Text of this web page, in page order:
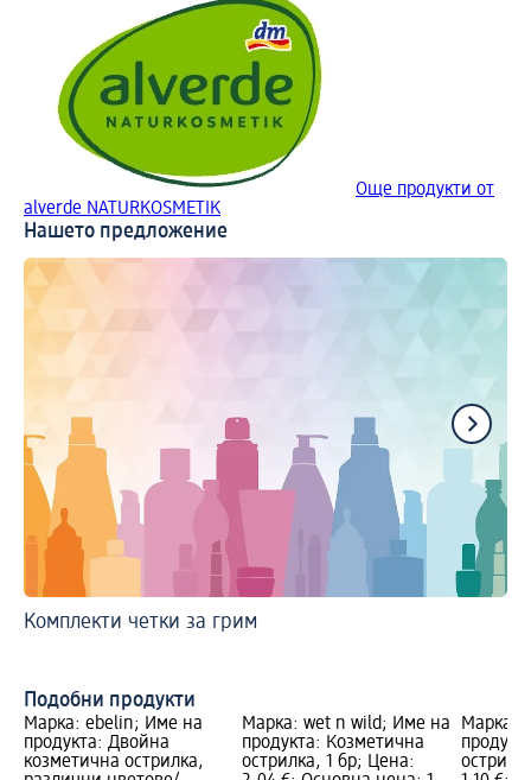
Още продукти от
alverde NATURKOSMETIK
Нашето предложение
Комплекти четки за грим
Подобни продукти
Марка: ebelin; Име на
продукта: Двойна
козметична острилка,
Марка: wet n wild; Име на
продукта: Козметична
острилка, 1 бр; Цена:
Марка: